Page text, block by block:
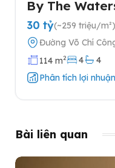
By The
Keppel tại
30 tỷ(~259 triệu/m²)
Đường Võ Chí
Quận 2, Thành
114 m2 4
4
Phân tích lợi nhuận
Bài liên quan